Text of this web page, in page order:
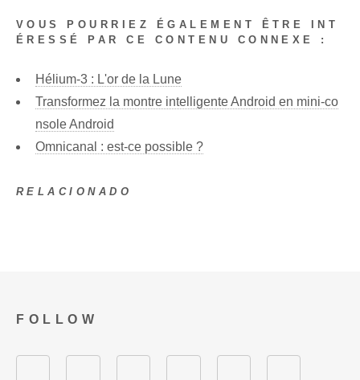
VOUS POURRIEZ ÉGALEMENT ÊTRE INT
ÉRESSÉ PAR CE CONTENU CONNEXE :
Hélium-3 : L'or de la Lune
Transformez la montre intelligente Android en mini-co
nsole Android
Omnicanal : est-ce possible ?
RELACIONADO
FOLLOW